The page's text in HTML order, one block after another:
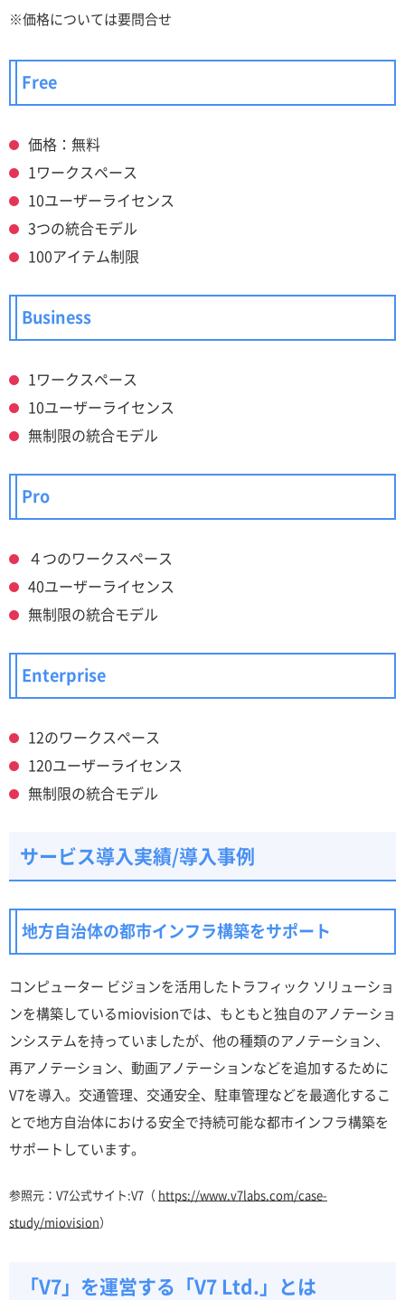
※価格については要問合せ
Free
価格：無料
1ワークスペース
10ユーザーライセンス
3つの統合モデル
100アイテム制限
Business
1ワークスペース
10ユーザーライセンス
無制限の統合モデル
Pro
４つのワークスペース
40ユーザーライセンス
無制限の統合モデル
Enterprise
12のワークスペース
120ユーザーライセンス
無制限の統合モデル
サービス導入実績/導入事例
地方自治体の都市インフラ構築をサポート
コンピューター ビジョンを活用したトラフィック ソリューショ
ンを構築しているmiovisionでは、もともと独自のアノテーショ
ンシステムを持っていましたが、他の種類のアノテーション、
再アノテーション、動画アノテーションなどを追加するために
V7を導入。交通管理、交通安全、駐車管理などを最適化するこ
とで地方自治体における安全で持続可能な都市インフラ構築を
サポートしています。
参照元：V7公式サイト:V7（ https://www.v7labs.com/case-
study/miovision）
「V7」を運営する「V7 Ltd.」とは